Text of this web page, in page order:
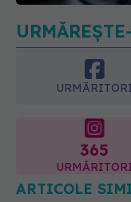
365
ARTICOLE